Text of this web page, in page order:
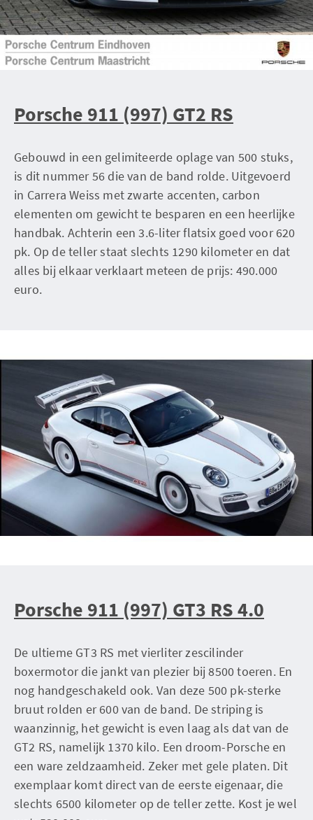
Porsche 911 (997) GT2 RS
Gebouwd in een gelimiteerde oplage van 500 stuks,
is dit nummer 56 die van de band rolde. Uitgevoerd
in Carrera Weiss met zwarte accenten, carbon
elementen om gewicht te besparen en een heerlijke
handbak. Achterin een 3.6-liter flatsix goed voor 620
pk. Op de teller staat slechts 1290 kilometer en dat
alles bij elkaar verklaart meteen de prijs: 490.000
euro.
Porsche 911 (997) GT3 RS 4.0
De ultieme GT3 RS met vierliter zescilinder
boxermotor die jankt van plezier bij 8500 toeren. En
nog handgeschakeld ook. Van deze 500 pk-sterke
bruut rolden er 600 van de band. De striping is
waanzinnig, het gewicht is even laag als dat van de
GT2 RS, namelijk 1370 kilo. Een droom-Porsche en
een ware zeldzaamheid. Zeker met gele platen. Dit
exemplaar komt direct van de eerste eigenaar, die
slechts 6500 kilometer op de teller zette. Kost je wel